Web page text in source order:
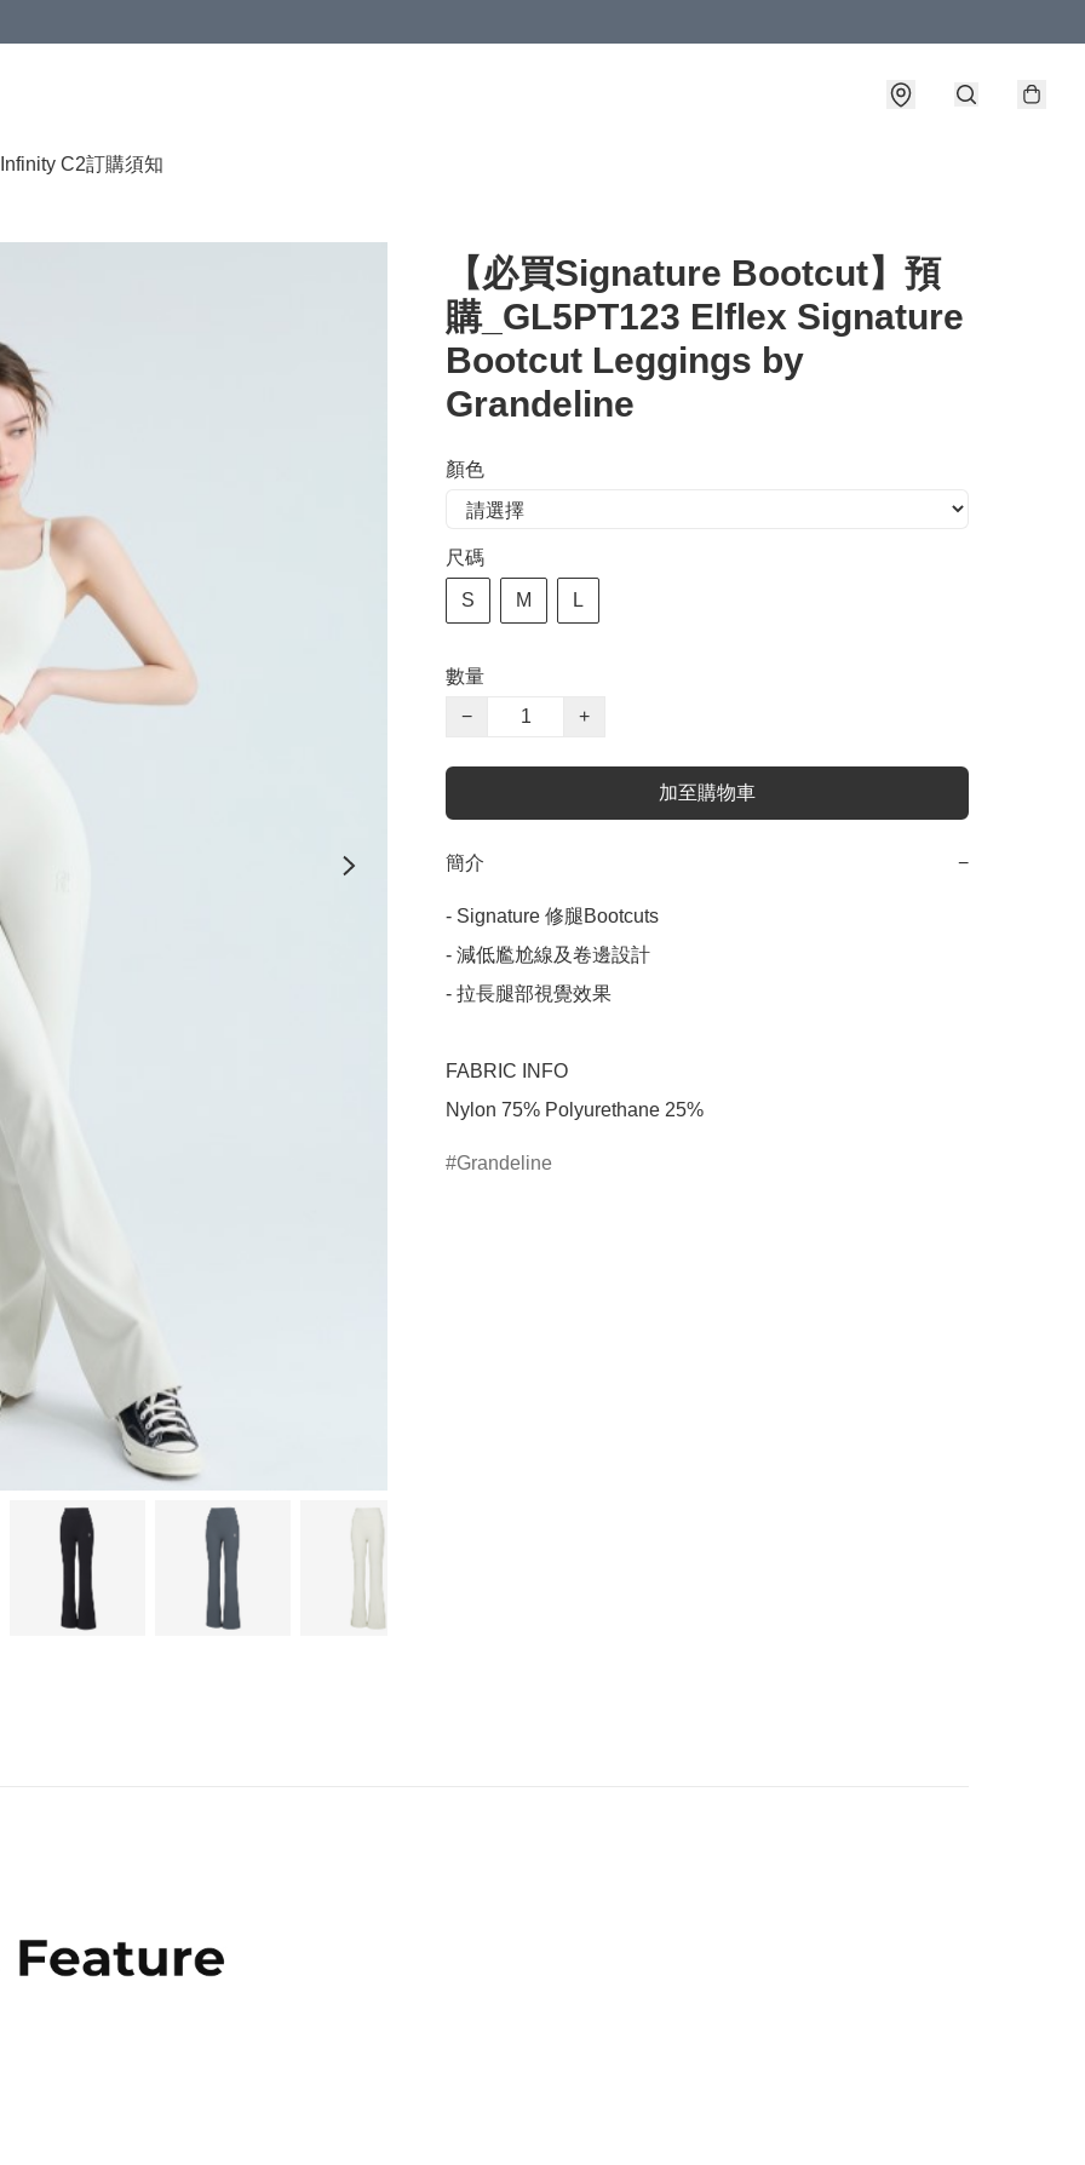
Infinity C2訂購須知
【必買Signature Bootcut】預
購_GL5PT123 Elflex Signature
Bootcut Leggings by
Grandeline
顏色
尺碼
S M L
數量
−
+
加至購物車
簡介 −
- Signature 修腿Bootcuts
- 減低尷尬線及卷邊設計
- 拉長腿部視覺效果
FABRIC INFO
Nylon 75% Polyurethane 25%
Grandeline